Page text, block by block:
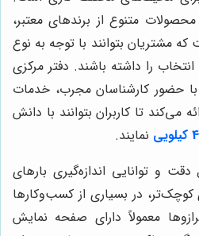
متنوع از برندهای معتبر،
مشتریان بتوانند با توجه به نوع
را داشته باشند. دفتر مرکزی
حضور کارشناسان مجرب، خدمات
می‌کند تا کاربران بتوانند با دانش
نمایند.
و توانایی اندازه‌گیری بارهای
در بسیاری از کسب‌وکارها
معمولاً دارای صفحه نمایش